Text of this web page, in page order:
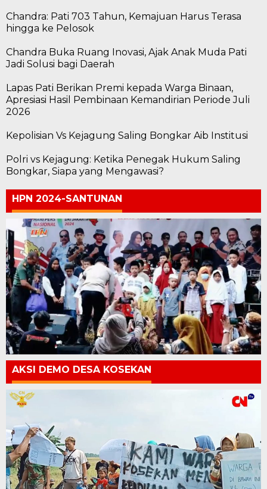
Chandra: Pati 703 Tahun, Kemajuan Harus Terasa
hingga ke Pelosok
Chandra Buka Ruang Inovasi, Ajak Anak Muda Pati
Jadi Solusi bagi Daerah
Lapas Pati Berikan Premi kepada Warga Binaan,
Apresiasi Hasil Pembinaan Kemandirian Periode Juli
2026
Kepolisian Vs Kejagung Saling Bongkar Aib Institusi
Polri vs Kejagung: Ketika Penegak Hukum Saling
Bongkar, Siapa yang Mengawasi?
HPN 2024-SANTUNAN
AKSI DEMO DESA KOSEKAN